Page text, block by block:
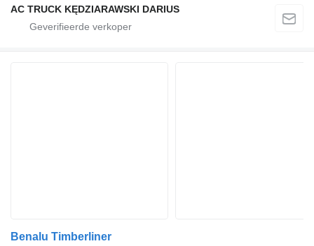
AC TRUCK KĘDZIARAWSKI DARIUS
Benalu Timberliner